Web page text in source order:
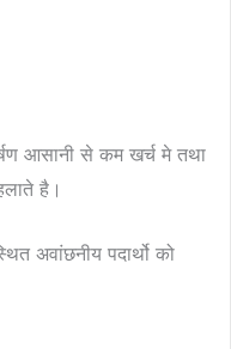
आसानी से कम खर्च मे तथा
है।
अवांछनीय पदार्थो को